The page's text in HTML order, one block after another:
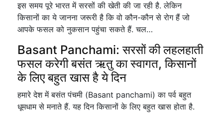
इस समय पूरे भारत में सरसों की खेती की जा रही है. लेकिन
किसानों का ये जानना जरूरी है कि वो कौन-कौन से रोग हैं जो
आपके फसल को नुकसान पहुंचा सकते हैं. चल…
Basant Panchami: सरसों की लहलहाती
फसल करेगी बसंत ऋतु का स्वागत, किसानों
के लिए बहुत खास है ये दिन
हमारे देश में बसंत पंचमी (Basant panchami) का पर्व बहुत
धूमधाम से मनाते हैं. यह दिन किसानों के लिए बहुत खास होता है.